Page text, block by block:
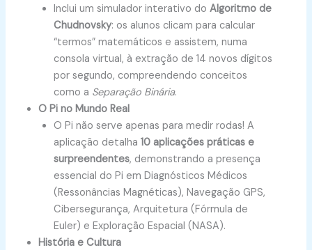
Inclui um simulador interativo doAlgoritmo de
Chudnovsky: os alunos clicam para calcular
“termos” matemáticos e assistem, numa
consola virtual, à extração de 14 novos dígitos
por segundo, compreendendo conceitos
como a Separação Binária.
O Pi no Mundo Real
O Pi não serve apenas para medir rodas! A
aplicação detalha10 aplicações práticas e
surpreendentes, demonstrando a presença
essencial do Pi em Diagnósticos Médicos
(Ressonâncias Magnéticas), Navegação GPS,
Cibersegurança, Arquitetura (Fórmula de
Euler) e Exploração Espacial (NASA).
História e Cultura